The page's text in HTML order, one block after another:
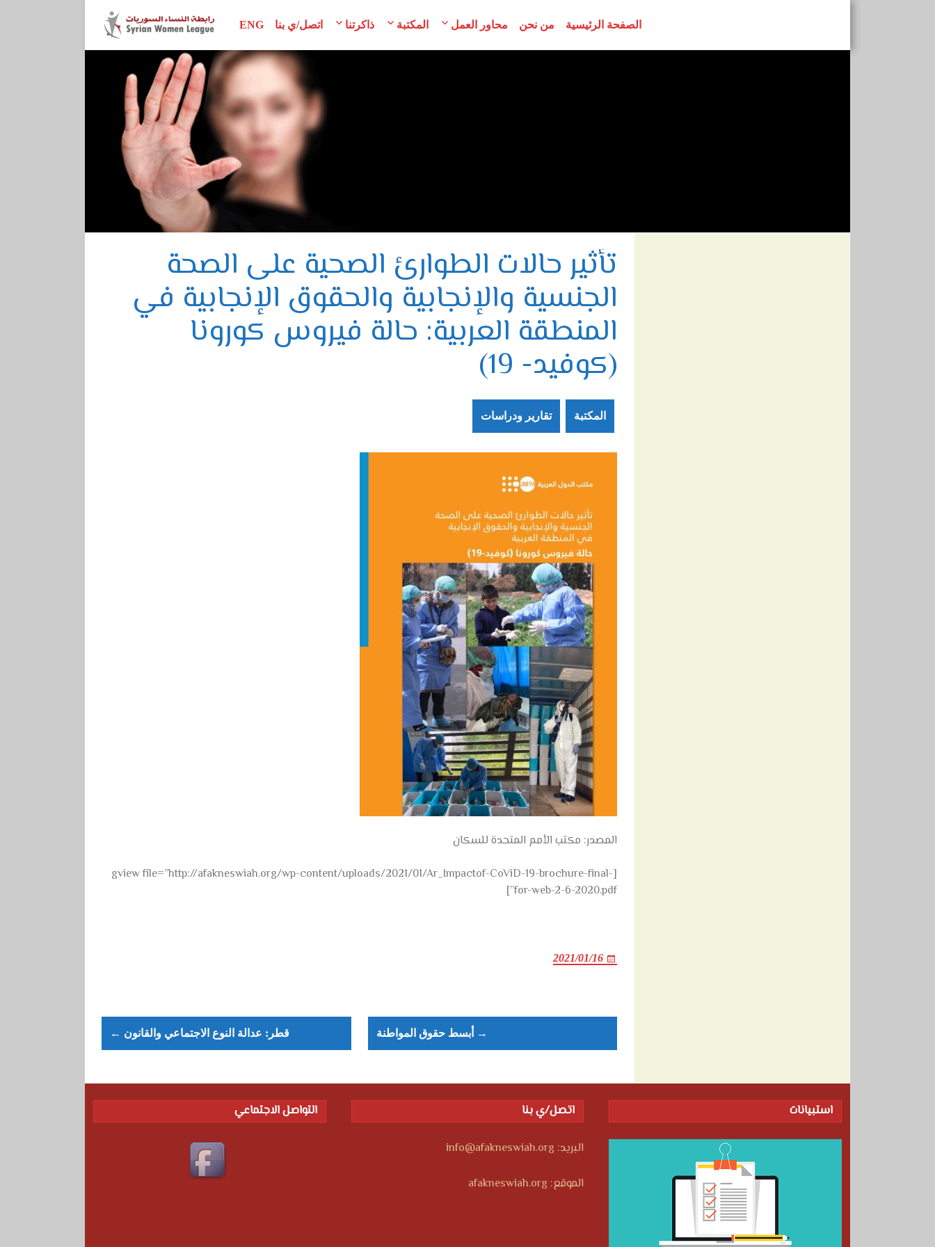
الصفحة الرئيسية من نحن محاور العمل
محور الأبحاث
محور المناصرة
محور سيداو
محور القرار 1325
محور الدستور
المكتبة
اتفاقيات وإعلانات
تقارير ودراسات
أدلة تدريبية
مراجع أخرى
ذاكرتنا
إصدارات الرابطة
نساء رائدات
اتصل/ي بنا ENG
تأثير حالات الطوارئ الصحية على الصحة
الجنسية والإنجابية والحقوق الإنجابية في
المنطقة العربية: حالة فيروس كورونا
(كوفيد- 19)
المكتبة تقارير ودراسات
المصدر: مكتب الأمم المتحدة للسكان
[gview file=”http://afakneswiah.org/wp-content/uploads/2021/01/Ar_Impactof-CoViD-19-brochure-final-
for-web-2-6-2020.pdf”]
2021/01/16
Post
navigationأبسط حقوق المواطنة → ← قطر: عدالة النوع الاجتماعي والقانون
استبيانات اتصل/ي بنا
البريد: info@afakneswiah.org
الموقع: afakneswiah.org
التواصل الاجتماعي